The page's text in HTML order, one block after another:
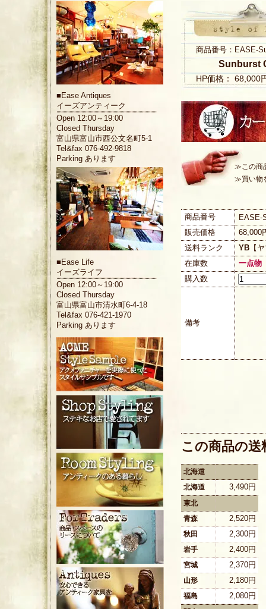
商品番号：EASE-
Sunburst
HP価格： 68,000
≫この商
≫買い物
商品番号
EASE-
販売価格
68,000
送料ランク
YB 【
在庫数
一点物
購入数
備考
この商品の
北海道
北海道
3,490円
東北
青森
2,520円
秋田 2,300円
岩手 2,400円
宮城 2,370円
山形 2,180円
福島 2,080円
■ Ease Antiques
イーズアンティーク
Open 12:00～19:00
Closed Thursday
富山県富山市西公文名町5-1
Tel&fax 076-492-9818
Parking あります
■ Ease Life
イーズライフ
Open 12:00～19:00
Closed Thursday
富山県富山市清水町6-4-18
Tel&fax 076-421-1970
Parking あります